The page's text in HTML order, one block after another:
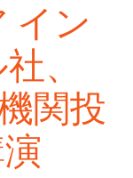
イン
、
関投